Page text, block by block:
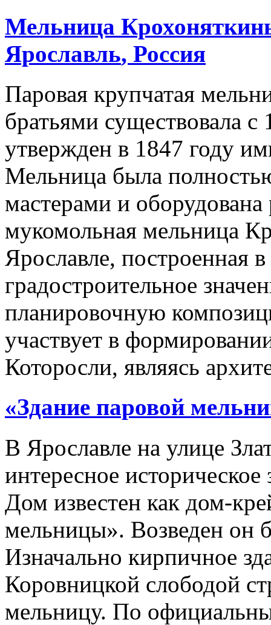
Мельница
Ярославль, Россия
Паровая крупчатая
братьями существовала
утвержден в 1847 году
Мельница была
мастерами и
мукомольная мельница
Ярославле, построенная
градостроительное
планировочную
участвует в
Которосли, являясь
«Здание паровой
В Ярославле на улице
интересное
Дом известен как дом-
мельницы». Возведен он
Изначально кирпичное
Коровницкой слободой
мельницу. По